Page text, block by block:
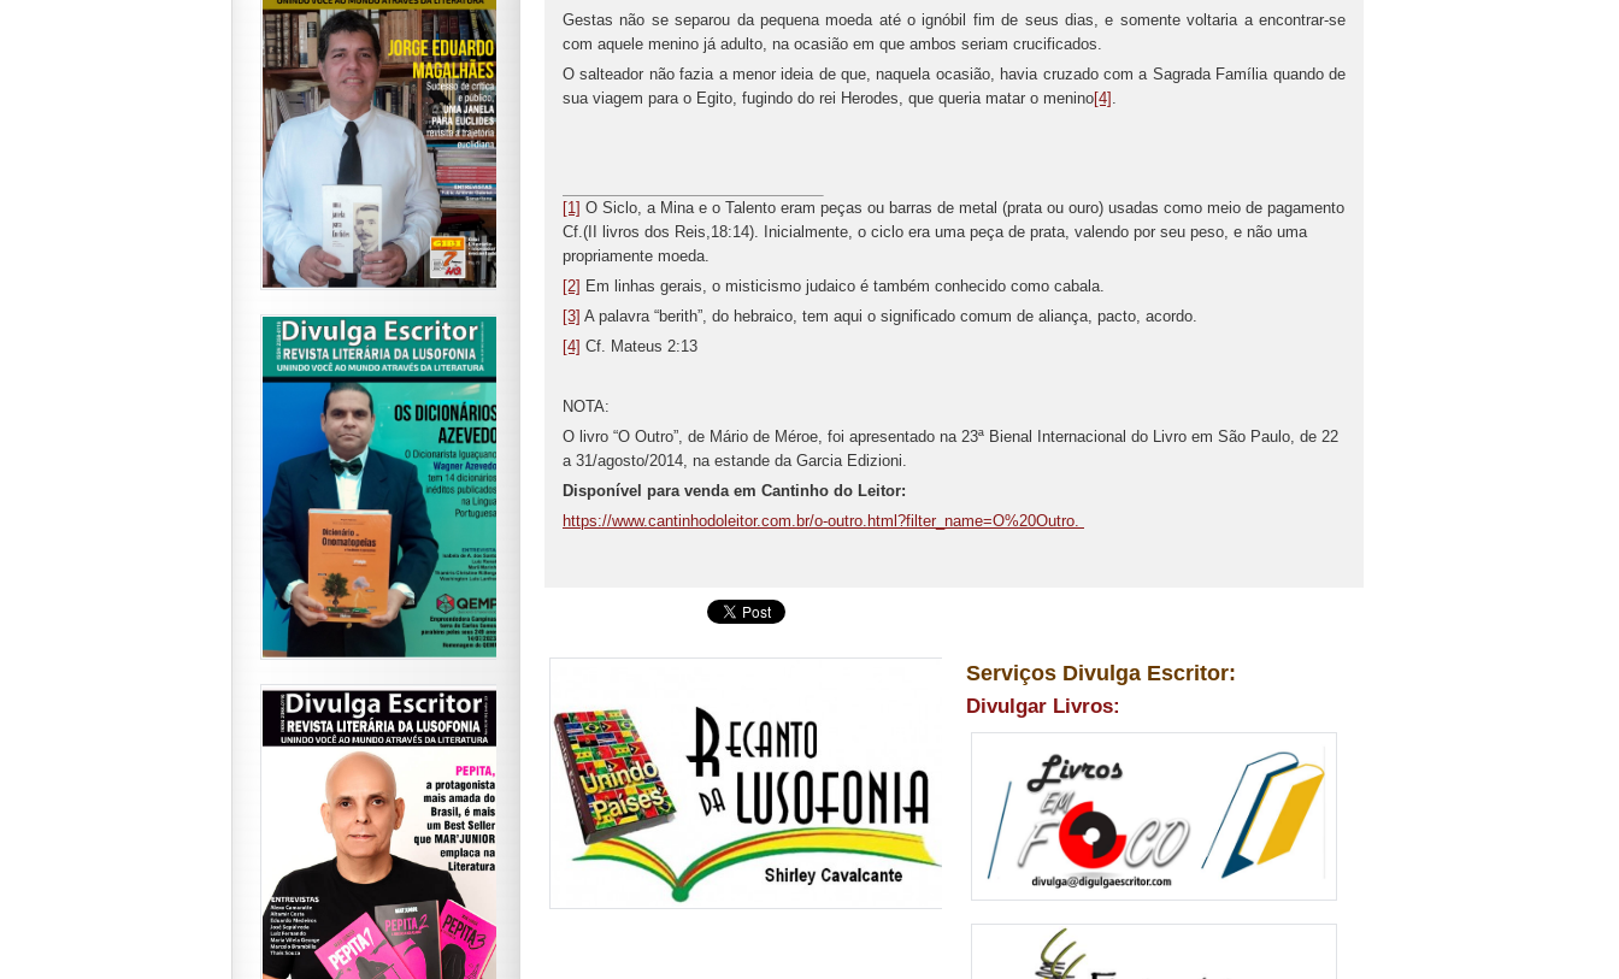
Gestas não se separou da pequena moeda até o ignóbil fim de seus dias, e somente voltaria a encontrar-se
com aquele menino já adulto, na ocasião em que ambos seriam crucificados.
O salteador não fazia a menor ideia de que, naquela ocasião, havia cruzado com a Sagrada Família quando de
sua viagem para o Egito, fugindo do rei Herodes, que queria matar o menino[4] .
[1] O Siclo, a Mina e o Talento eram peças ou barras de metal (prata ou ouro) usadas como meio de pagamento
Cf.(II livros dos Reis,18:14). Inicialmente, o ciclo era uma peça de prata, valendo por seu peso, e não uma
propriamente moeda.
[2] Em linhas gerais, o misticismo judaico é também conhecido como cabala.
[3] A palavra “berith”, do hebraico, tem aqui o significado comum de aliança, pacto, acordo.
[4] Cf. Mateus 2:13
NOTA:
O livro “O Outro”, de Mário de Méroe, foi apresentado na 23ª Bienal Internacional do Livro em São Paulo, de 22
a 31/agosto/2014, na estande da Garcia Edizioni.
Disponível para venda em Cantinho do Leitor:
https://www.cantinhodoleitor.com.br/o-outro.html?filter_name=O%20Outro.
Serviços Divulga Escritor:
Divulgar Livros: